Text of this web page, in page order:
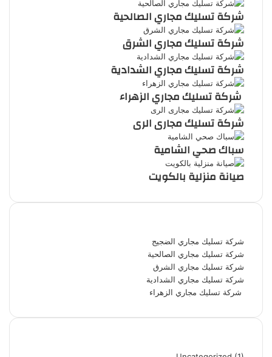
شركة تسليك مجاري الصالحية
شركة تسليك مجاري الشرق
شركة تسليك مجاري الشدادية
شركة تسليك مجاري الزهراء
شركة تسليك مجارى الرى
سباك صحي الشامية
صيانة منزلية بالكويت
شركة تسليك مجاري الضجيج
شركة تسليك مجاري الصالحية
شركة تسليك مجاري الشرق
شركة تسليك مجاري الشدادية
شركة تسليك مجاري الزهراء